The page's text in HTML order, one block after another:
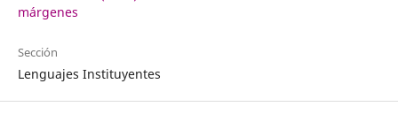
márgenes
Sección
Lenguajes Instituyentes